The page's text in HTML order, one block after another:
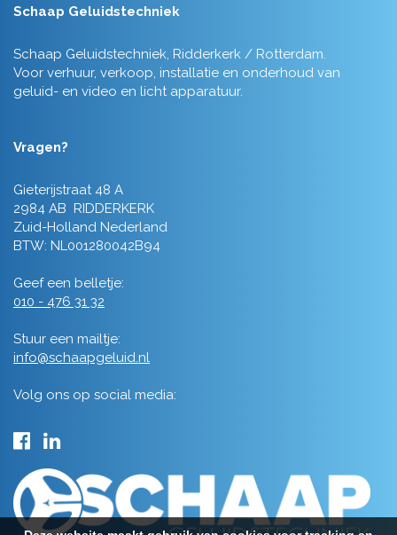
Schaap Geluidstechniek
Schaap Geluidstechniek, Ridderkerk / Rotterdam.
Voor verhuur, verkoop, installatie en onderhoud van
geluid- en video en licht apparatuur.
Vragen?
Gieterijstraat 48 A
2984 AB RIDDERKERK
Zuid-Holland Nederland
BTW: NL001280042B94
Geef een belletje:
010 - 476 31 32
Stuur een mailtje:
info@schaapgeluid.nl
Volg ons op social media: